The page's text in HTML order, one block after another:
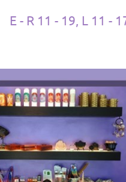
E - R 11 - 19, L 11 -